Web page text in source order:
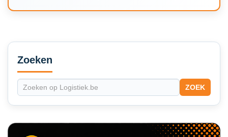
Secondary
Sidebar
Zoeken
ZOEK